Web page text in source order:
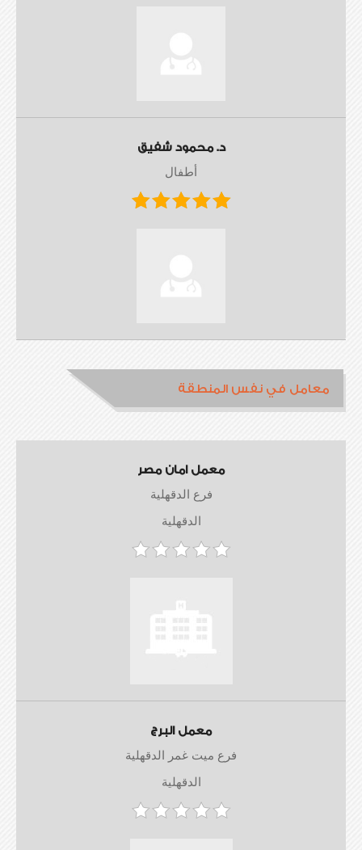
د. محمود شفيق
أطفال
معامل في نفس المنطقة
معمل امان مصر
فرع الدقهلية
الدقهلية
معمل البرج
فرع ميت غمر الدقهلية
الدقهلية